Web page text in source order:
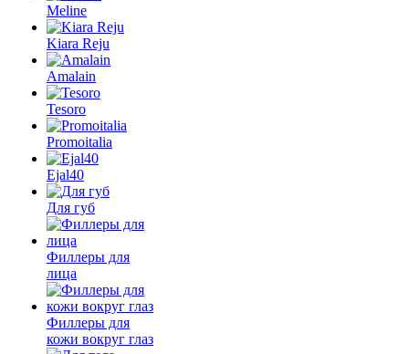
Meline
Kiara Reju
Amalain
Tesoro
Promoitalia
Ejal40
Для губ
Филлеры для
лица
Филлеры для
кожи вокруг глаз